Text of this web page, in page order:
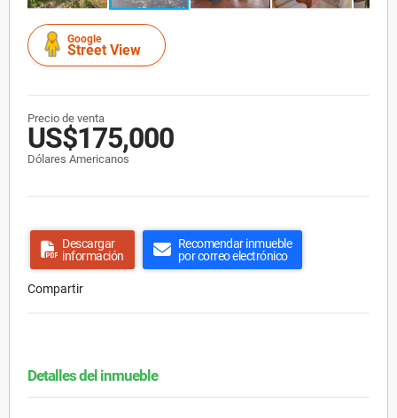
Google
Street View
Precio de venta
US$175,000
Dólares Americanos
Descargar
información
Recomendar inmueble
por correo electrónico
Compartir
Detalles del inmueble